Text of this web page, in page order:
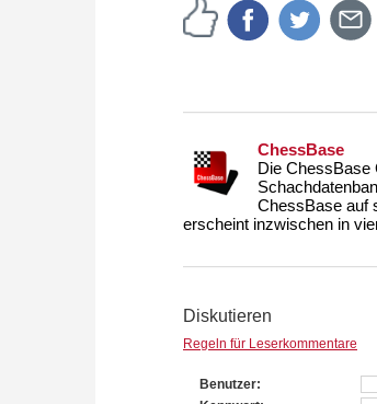
ChessBase
Die ChessBase
ChessBase auf
erscheint inzwischen in
Diskutieren
Regeln für Leserkommentare
Benutzer